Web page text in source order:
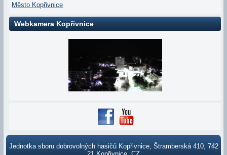
Město Kopřivnice
Webkamera Kopřivnice
Jednotka sboru dobrovolných hasičů Kopřivnice, Štramberská 410, 742